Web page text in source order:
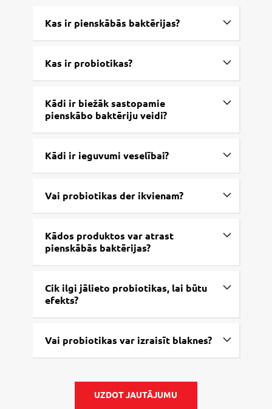
Kas ir pienskābās baktērijas?
Kas ir probiotikas?
Kādi ir biežāk sastopamie
pienskābo baktēriju veidi?
Kādi ir ieguvumi veselībai?
Vai probiotikas der ikvienam?
Kādos produktos var atrast
pienskābās baktērijas?
Cik ilgi jālieto probiotikas, lai būtu
efekts?
Vai probiotikas var izraisīt blaknes?
UZDOT JAUTĀJUMU